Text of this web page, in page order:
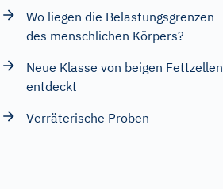
Wo liegen die Belastungsgrenzen
des menschlichen Körpers?
Neue Klasse von beigen Fettzellen
entdeckt
Verräterische Proben